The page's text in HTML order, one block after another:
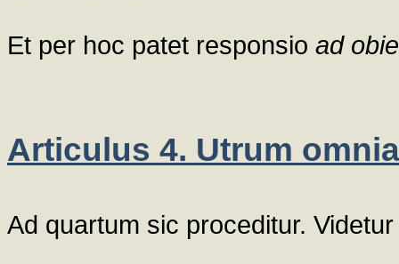
Et per hoc patet responsio ad
Articulus 4. Utrum
Ad quartum sic proceditur.